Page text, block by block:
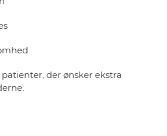
der ønsker ekstra